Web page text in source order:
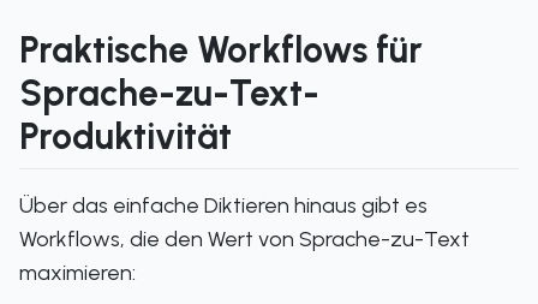
Praktische Workflows für
Sprache-zu-Text-
Produktivität
Über das einfache Diktieren hinaus gibt es
Workflows, die den Wert von Sprache-zu-Text
maximieren: